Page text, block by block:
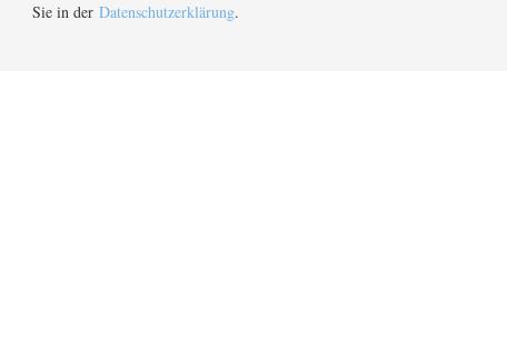
Sie in der Datenschutzerklärung.